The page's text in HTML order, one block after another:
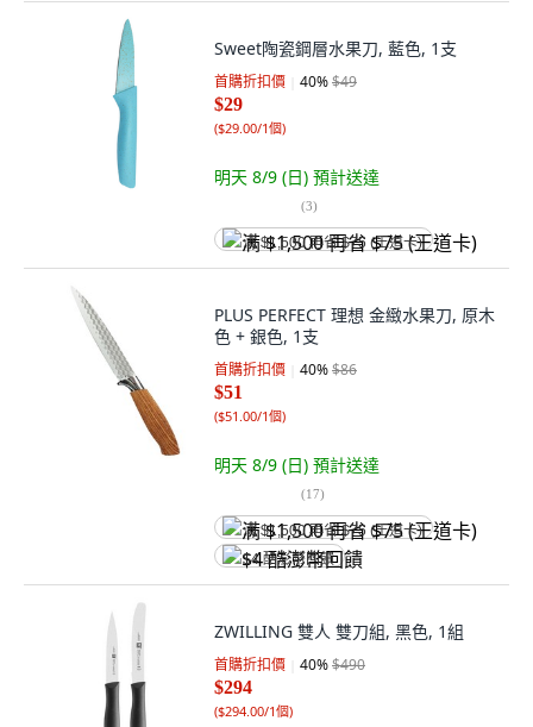
Sweet陶瓷鋼層水果刀, 藍色, 1支
首購折扣價 40%$49
$29
($29.00/1個)
明天 8/9 (日) 預計送達
(3)
满 $1,500 再省 $75 (王道卡)
PLUS PERFECT 理想 金緻水果刀, 原木
色 + 銀色, 1支
首購折扣價 40%$86
$51
($51.00/1個)
明天 8/9 (日) 預計送達
(17)
满 $1,500 再省 $75 (王道卡)
$4 酷澎幣回饋
ZWILLING 雙人 雙刀組, 黑色, 1組
首購折扣價 40%$490
$294
($294.00/1個)